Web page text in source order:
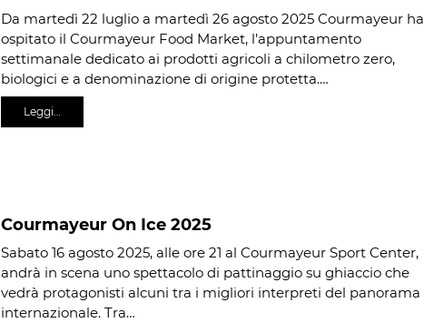
Da martedì 22 luglio a martedì 26 agosto 2025 Courmayeur ha
ospitato il Courmayeur Food Market, l’appuntamento
settimanale dedicato ai prodotti agricoli a chilometro zero,
biologici e a denominazione di origine protetta.…
Leggi…
Courmayeur On Ice 2025
Sabato 16 agosto 2025, alle ore 21 al Courmayeur Sport Center,
andrà in scena uno spettacolo di pattinaggio su ghiaccio che
vedrà protagonisti alcuni tra i migliori interpreti del panorama
internazionale. Tra…